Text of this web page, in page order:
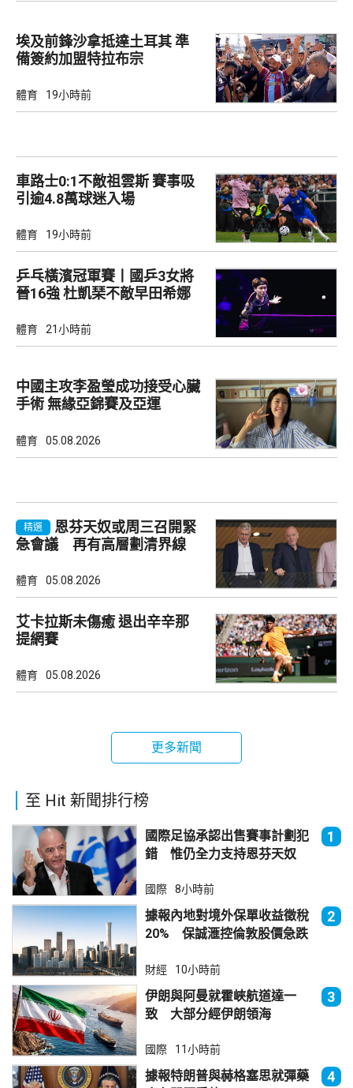
埃及前鋒沙拿抵達土耳其 準
備簽約加盟特拉布宗
體育 19小時前
車路士0:1不敵祖雲斯 賽事吸
引逾4.8萬球迷入場
體育 19小時前
乒乓橫濱冠軍賽丨國乒3女將
晉16強 杜凱琹不敵早田希娜
體育 21小時前
中國主攻李盈瑩成功接受心臟
手術 無緣亞錦賽及亞運
體育 05.08.2026
精選
恩芬天奴或周三召開緊
急會議 再有高層劃清界線
體育 05.08.2026
艾卡拉斯未傷癒 退出辛辛那
提網賽
體育 05.08.2026
更多新聞
至 Hit 新聞排行榜
國際足協承認出售賽事計劃犯
錯 惟仍全力支持恩芬天奴
1
國際 8小時前
據報內地對境外保單收益徵稅
20% 保誠滙控倫敦股價急跌
2
財經 10小時前
伊朗與阿曼就霍峽航道達一
致 大部分經伊朗領海
3
國際 11小時前
據報特朗普與赫格塞思就彈藥
4